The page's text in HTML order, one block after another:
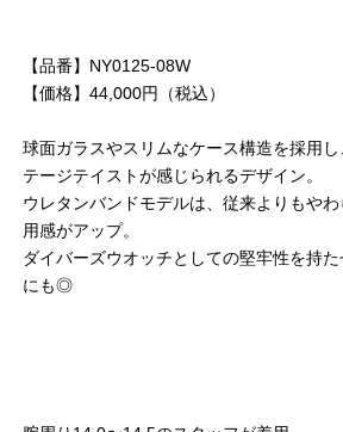
【品番】NY0125-08W
【価格】44,000円（税込）
球面ガラスやスリムなケース構造を採用
テージテイストが感じられるデザイン。
ウレタンバンドモデルは、従来よりもや
用感がアップ。
ダイバーズウオッチとしての堅牢性を持
にも◎